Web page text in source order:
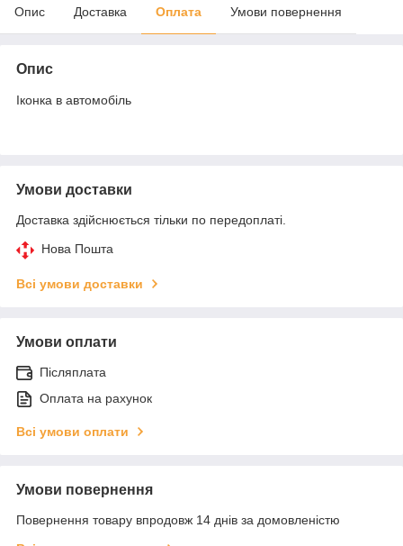
Опис Доставка Оплата Умови повернення
Опис
Іконка в автомобіль
Умови доставки
Доставка здійснюється тільки по передоплаті.
Нова Пошта
Всі умови доставки
Умови оплати
Післяплата
Оплата на рахунок
Всі умови оплати
Умови повернення
Повернення товару впродовж 14 днів за домовленістю